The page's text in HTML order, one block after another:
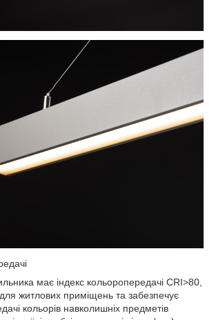
має індекс кольоропередачі CRI>80,
житлових приміщень та забезпечує
кольорів навколишніх предметів